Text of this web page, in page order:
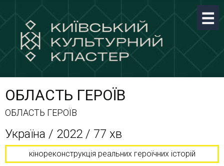
ОБЛАСТЬ ГЕРОЇВ
ОБЛАСТЬ ГЕРОЇВ
Україна / 2022 / 77 хв
кінореконструкція реальних героїчних історій